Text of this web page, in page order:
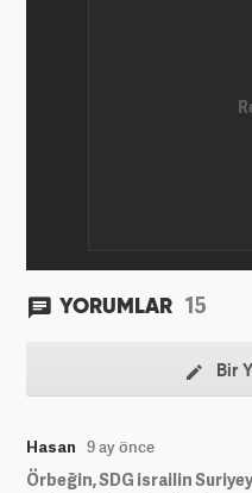
YORUMLAR 15
Bir
Hasan 9 ay önce
Örbeğin, SDG israilin